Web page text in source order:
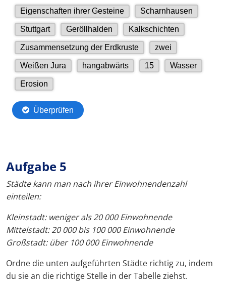
Aufgabe 5
Städte kann man nach ihrer Einwohnendenzahl
einteilen:
Kleinstadt: weniger als 20 000 Einwohnende
Mittelstadt: 20 000 bis 100 000 Einwohnende
Großstadt: über 100 000 Einwohnende
Ordne die unten aufgeführten Städte richtig zu, indem
du sie an die richtige Stelle in der Tabelle ziehst.